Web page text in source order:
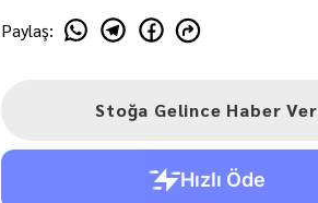
Paylaş:
Stoğa Gelince Haber Ver